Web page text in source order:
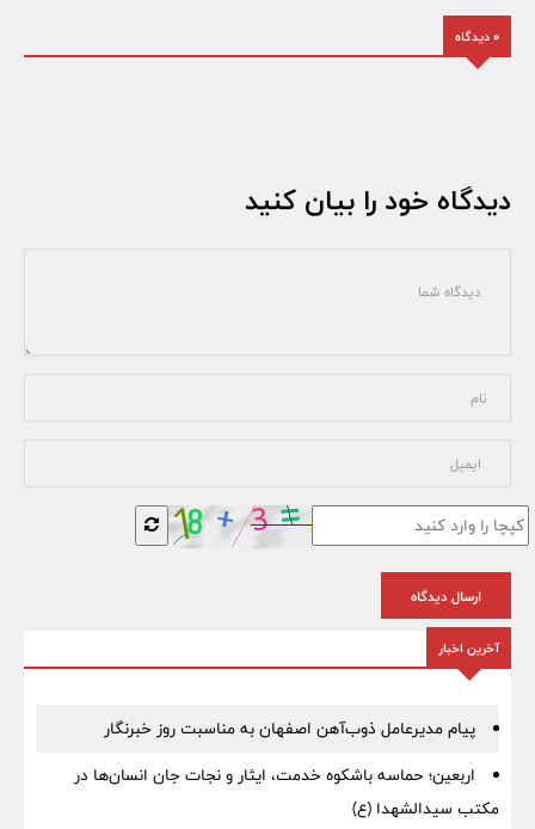
0 دیدگاه
دیدگاه خود را بیان کنید
ارسال دیدگاه
آخرین اخبار
پیام مدیرعامل ذوب‌آهن اصفهان به مناسبت روز خبرنگار
اربعین؛ حماسه باشکوه خدمت، ایثار و نجات جان انسان‌ها در
مکتب سیدالشهدا (ع)